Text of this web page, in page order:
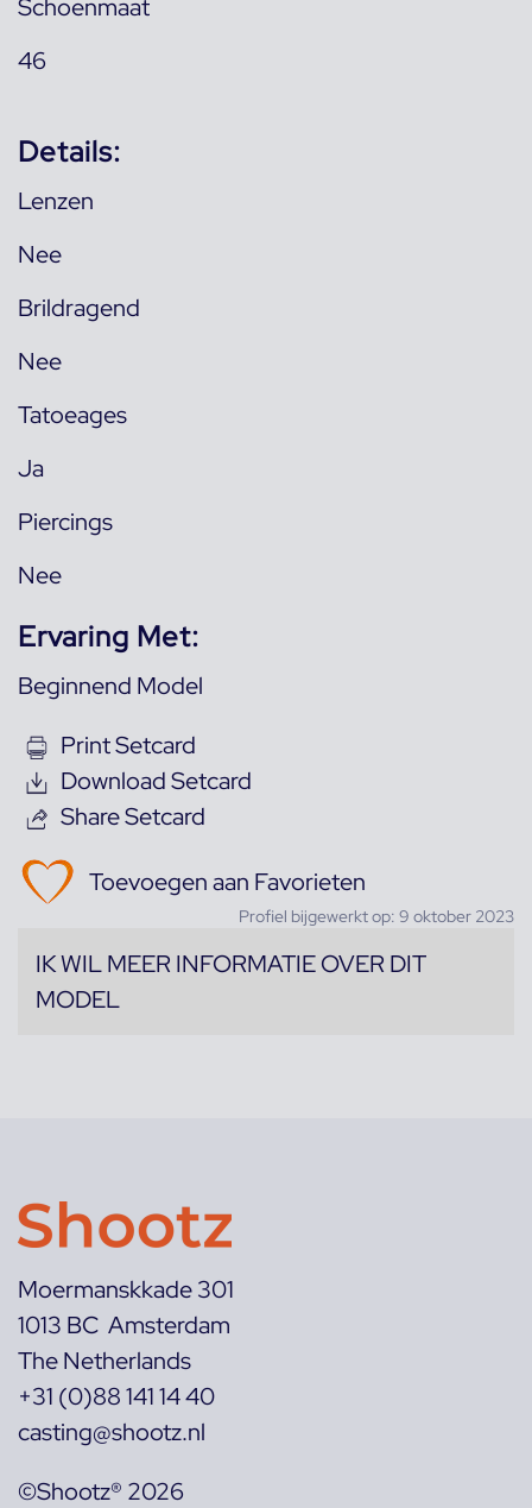
Schoenmaat
46
Details:
Lenzen
Nee
Brildragend
Nee
Tatoeages
Ja
Piercings
Nee
Ervaring Met:
Beginnend Model
Print Setcard
Download Setcard
Share Setcard
Toevoegen aan Favorieten
Profiel bijgewerkt op: 9 oktober 2023
IK WIL MEER INFORMATIE OVER DIT
MODEL
Moermanskkade 301
1013 BC Amsterdam
The Netherlands
+31 (0)88 141 14 40
casting@shootz.nl
©Shootz® 2026